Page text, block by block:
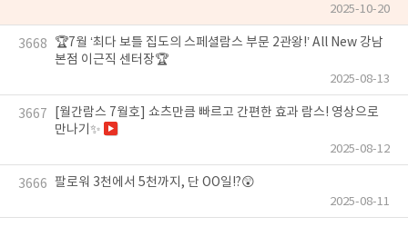
2025-10-20
3668
🏆7월 ‘최다 보틀 집도의 스페셜람스 부문 2관왕!’ All New 강남
본점 이근직 센터장🏆
2025-08-13
3667
[월간람스 7월호] 쇼츠만큼 빠르고 간편한 효과 람스! 영상으로
만나기✨
2025-08-12
3666 팔로워 3천에서 5천까지, 단 OO일!?😲
2025-08-11